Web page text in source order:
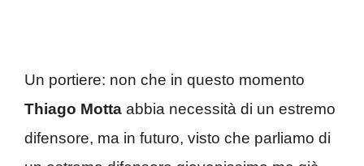
Un portiere: non che in questo momento
Thiago Motta abbia necessità di un estremo
difensore, ma in futuro, visto che parliamo di